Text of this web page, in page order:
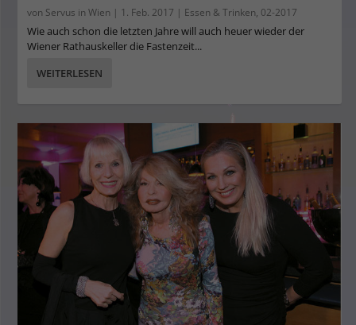
von Servus in Wien | 1. Feb. 2017 | Essen & Trinken, 02-2017
Wie auch schon die letzten Jahre will auch heuer wieder der
Wiener Rathauskeller die Fastenzeit...
WEITERLESEN